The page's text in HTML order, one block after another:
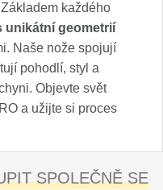
každého
unikátní geometrií
Naše nože spojují
pohodlí, styl a
Objevte svět
a užijte si proces
SPOLEČNĚ SE